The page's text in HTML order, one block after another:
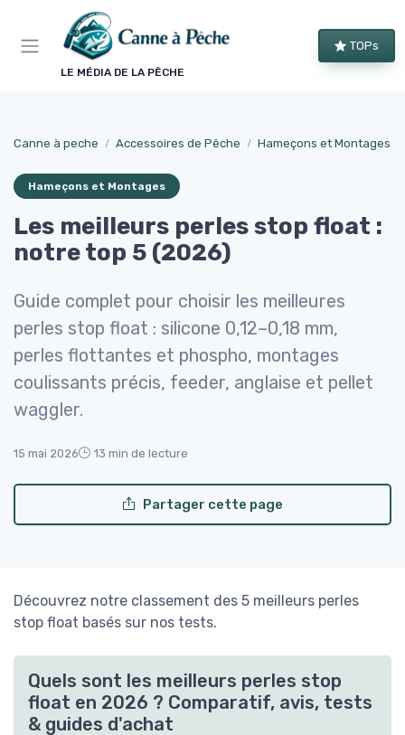
LE MÉDIA DE LA PÊCHE
TOPs
Canne à peche Accessoires de Pêche Hameçons et Montages
Hameçons et Montages
Les meilleurs perles stop float :
notre top 5 (2026)
Guide complet pour choisir les meilleures
perles stop float : silicone 0,12–0,18 mm,
perles flottantes et phospho, montages
coulissants précis, feeder, anglaise et pellet
waggler.
15 mai 2026 13 min de lecture
Partager cette page
Découvrez notre classement des 5 meilleurs perles
stop float basés sur nos tests.
Quels sont les meilleurs perles stop
float en 2026 ? Comparatif, avis, tests
& guides d'achat
Panneau de gestion des cookies